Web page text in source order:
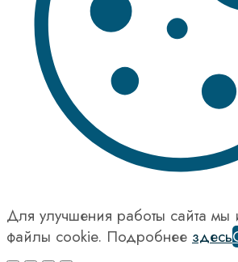
Для улучшения работы сайта мы
файлы cookie. Подробнее здесь